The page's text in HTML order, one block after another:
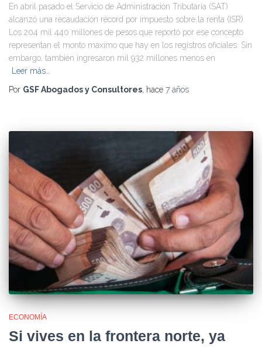
En abril pasado el Servicio de Administración Tributaria (SAT)
alcanzó una recaudación récord por impuesto sobre la renta (ISR).
Los 204 mil 440 millones de pesos que reportó por ese concepto
representan el monto máximo que hay en los registros oficiales. Sin
embargo, también ingresaron mil 932 millones menos en
Leer más…
Por GSF Abogados y Consultores, hace 7 años
ECONOMÍA
Si vives en la frontera norte, ya